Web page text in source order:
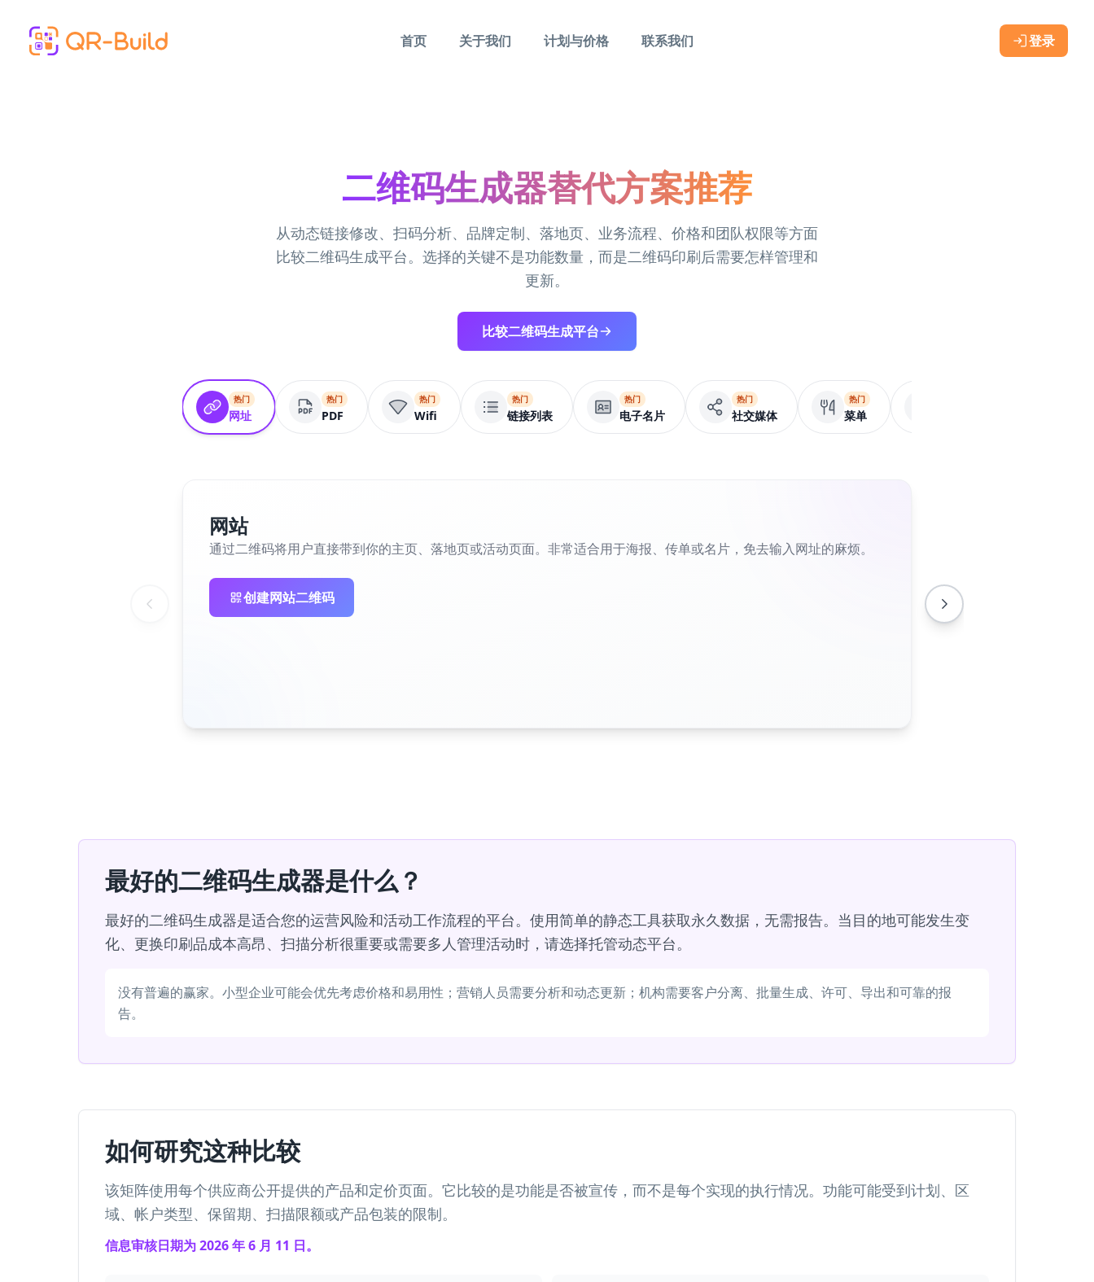
首页
关于我们 计划与价格 联系我们 登录
二维码生成器替代方案推荐
从动态链接修改、扫码分析、品牌定制、落地页、业务流程、价格和团队权限等方面
比较二维码生成平台。选择的关键不是功能数量，而是二维码印刷后需要怎样管理和
更新。
比较二维码生成平台
热门
网址
热门
PDF
热门
Wifi
热门
链接列表
热门
电子名片
热门
社交媒体
热门
菜单
网站
通过二维码将用户直接带到你的主页、落地页或活动页面。非常适合用于海报、传单或名片，免去输入网址的麻烦。
创建网站二维码
最好的二维码生成器是什么？
最好的二维码生成器是适合您的运营风险和活动工作流程的平台。使用简单的静态工具获取永久数据，无需报告。当目的地可能发生变
化、更换印刷品成本高昂、扫描分析很重要或需要多人管理活动时，请选择托管动态平台。
没有普遍的赢家。小型企业可能会优先考虑价格和易用性；营销人员需要分析和动态更新；机构需要客户分离、批量生成、许可、导出和可靠的报
告。
如何研究这种比较
该矩阵使用每个供应商公开提供的产品和定价页面。它比较的是功能是否被宣传，而不是每个实现的执行情况。功能可能受到计划、区
域、帐户类型、保留期、扫描限额或产品包装的限制。
信息审核日期为 2026 年 6 月 11 日。